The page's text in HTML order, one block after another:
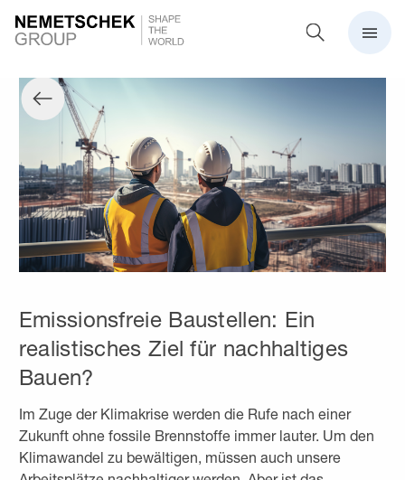
Emissionsfreie Baustellen: Ein
realistisches Ziel für nachhaltiges
Bauen?
Im Zuge der Klimakrise werden die Rufe nach einer
Zukunft ohne fossile Brennstoffe immer lauter. Um den
Klimawandel zu bewältigen, müssen auch unsere